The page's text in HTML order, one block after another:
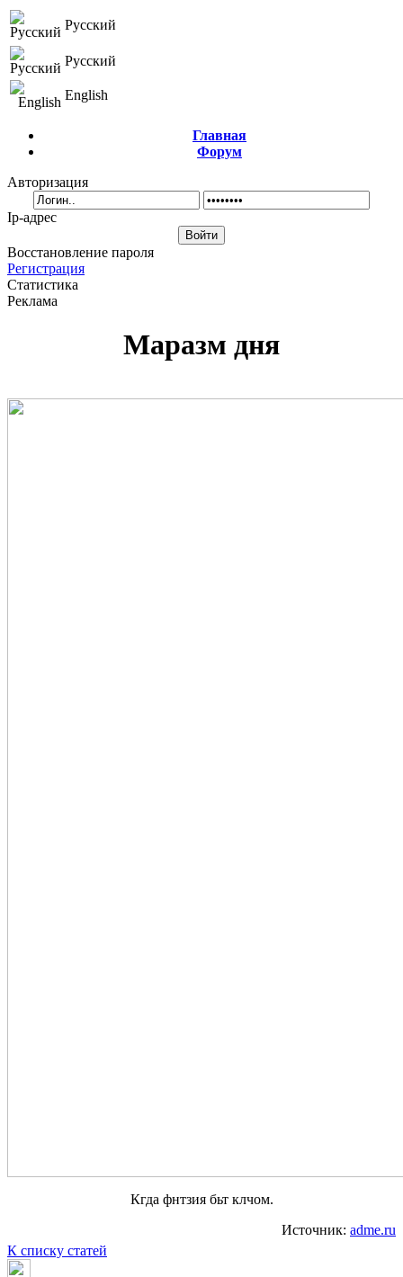
Русский
Русский
English
Главная
Форум
Авторизация
Ip-адрес
Восстановление пароля
Регистрация
Статистика
Реклама
Маразм дня
Кгда фнтзия бьт клчом.
Источник: adme.ru
К списку статей